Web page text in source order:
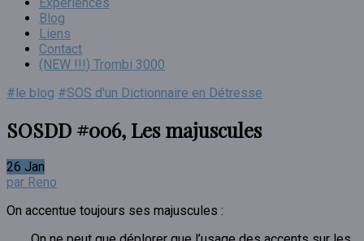
Blog
Liens
Contact
(NEW !!!) Trombi 3000
#le blog #SOS d'un Dictionnaire en Détresse
SOSDD #006, Les majuscules
26 Jan
par Reno
On accentue toujours ses majuscules :